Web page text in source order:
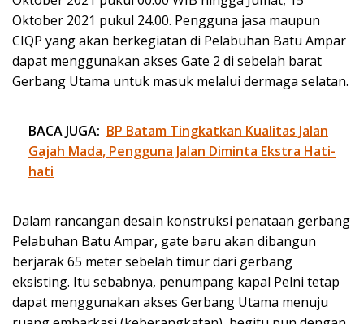
Oktober 2021 pukul 24.00. Pengguna jasa maupun
CIQP yang akan berkegiatan di Pelabuhan Batu Ampar
dapat menggunakan akses Gate 2 di sebelah barat
Gerbang Utama untuk masuk melalui dermaga selatan.
BACA JUGA: BP Batam Tingkatkan Kualitas Jalan
Gajah Mada, Pengguna Jalan Diminta Ekstra Hati-
hati
Dalam rancangan desain konstruksi penataan gerbang
Pelabuhan Batu Ampar, gate baru akan dibangun
berjarak 65 meter sebelah timur dari gerbang
eksisting. Itu sebabnya, penumpang kapal Pelni tetap
dapat menggunakan akses Gerbang Utama menuju